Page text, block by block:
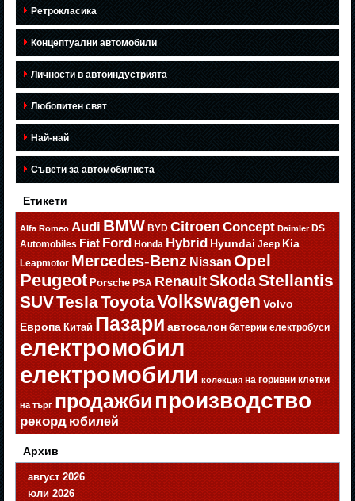
Ретрокласика
Концептуални автомобили
Личности в автоиндустрията
Любопитен свят
Най-най
Съвети за автомобилиста
Етикети
Alfa Romeo Audi BMW BYD Citroen Concept Daimler DS
Automobiles Fiat Ford Honda Hybrid Hyundai Jeep Kia
Leapmotor Mercedes-Benz Nissan Opel
Peugeot Porsche PSA RenaultSkodaStellantis
SUVTeslaToyotaVolkswagen Volvo
Европа Китай Пазари автосалон батерии електробуси
електромобил
електромобили колекция на горивни клетки
на търг продажбипроизводство
рекорд юбилей
Архив
август 2026
юли 2026